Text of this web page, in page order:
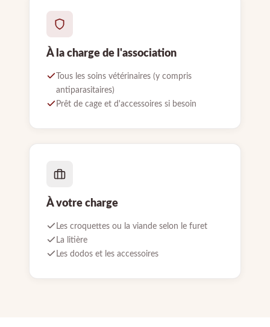
À la charge de l'association
Tous les soins vétérinaires (y compris
antiparasitaires)
Prêt de cage et d'accessoires si besoin
À votre charge
Les croquettes ou la viande selon le furet
La litière
Les dodos et les accessoires